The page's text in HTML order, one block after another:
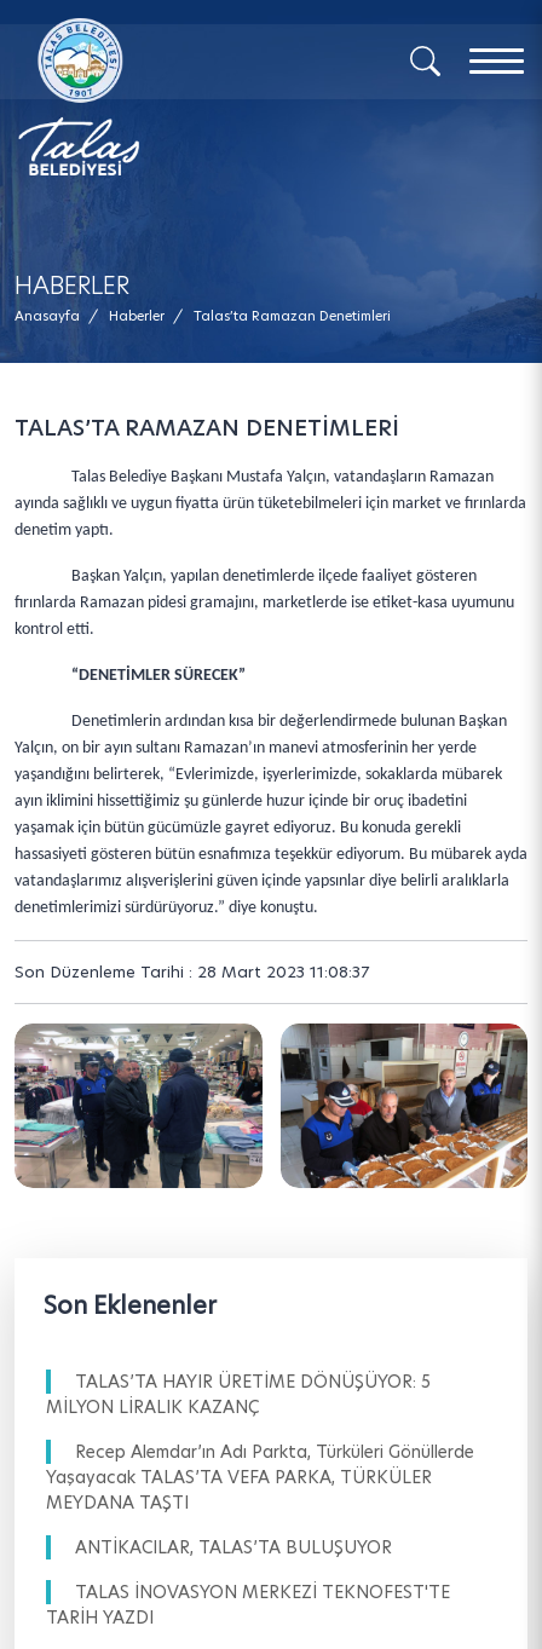
x
HABERLER
Anasayfa / Haberler / Talas’ta Ramazan Denetimleri
TALAS’TA RAMAZAN DENETİMLERİ
Talas Belediye Başkanı Mustafa Yalçın, vatandaşların Ramazan
ayında sağlıklı ve uygun fiyatta ürün tüketebilmeleri için market ve fırınlarda
denetim yaptı.
Başkan Yalçın, yapılan denetimlerde ilçede faaliyet gösteren
fırınlarda Ramazan pidesi gramajını, marketlerde ise etiket-kasa uyumunu
kontrol etti.
“DENETİMLER SÜRECEK”
Denetimlerin ardından kısa bir değerlendirmede bulunan Başkan
Yalçın, on bir ayın sultanı Ramazan’ın manevi atmosferinin her yerde
yaşandığını belirterek, “Evlerimizde, işyerlerimizde, sokaklarda mübarek
ayın iklimini hissettiğimiz şu günlerde huzur içinde bir oruç ibadetini
yaşamak için bütün gücümüzle gayret ediyoruz. Bu konuda gerekli
hassasiyeti gösteren bütün esnafımıza teşekkür ediyorum. Bu mübarek ayda
vatandaşlarımız alışverişlerini güven içinde yapsınlar diye belirli aralıklarla
denetimlerimizi sürdürüyoruz.” diye konuştu.
Son Düzenleme Tarihi : 28 Mart 2023 11:08:37
Son Eklenenler
TALAS’TA HAYIR ÜRETİME DÖNÜŞÜYOR: 5
MİLYON LİRALIK KAZANÇ
Recep Alemdar’ın Adı Parkta, Türküleri Gönüllerde
Yaşayacak TALAS’TA VEFA PARKA, TÜRKÜLER
MEYDANA TAŞTI
ANTİKACILAR, TALAS’TA BULUŞUYOR
TALAS İNOVASYON MERKEZİ TEKNOFEST'TE
TARİH YAZDI